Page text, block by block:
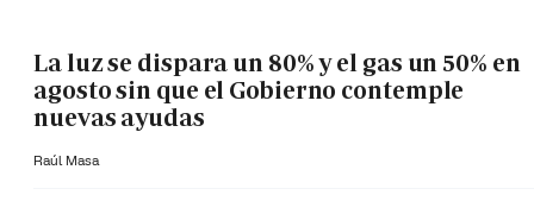
La luz se dispara un 80% y el gas un 50% en
agosto sin que el Gobierno contemple
nuevas ayudas
Raúl Masa